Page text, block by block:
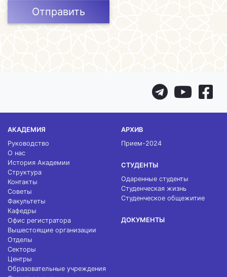
Отправить
АКАДЕМИЯ
Руководство
О нас
История Академии
Структура
Контакты
Советы
Факультеты
Кафедры
Офис регистратора
Вышестоящие организации
Отделы
Секторы
Центры
Образовательные учреждения
АРХИВ
Прием-2024
СТУДЕНТЫ
Одаренные студенты
Студенческая жизнь
Студенческое общежитие
ДОКУМЕНТЫ